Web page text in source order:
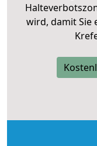
wird, damit Sie